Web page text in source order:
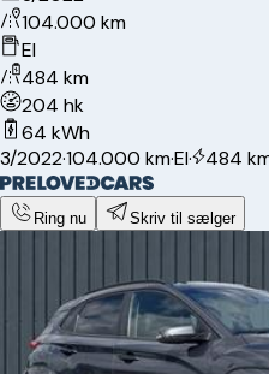
104.000 km
El
484 km
204 hk
64 kWh
3/2022·104.000 km·El· 484
Ring nu Skriv til sælger